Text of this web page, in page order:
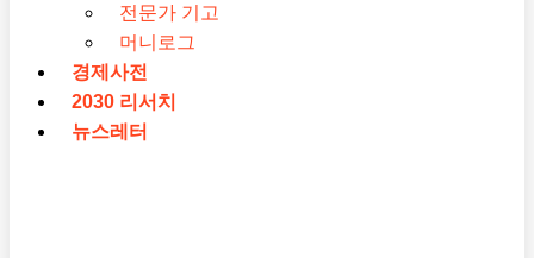
전문가 기고
머니로그
경제사전
2030 리서치
뉴스레터